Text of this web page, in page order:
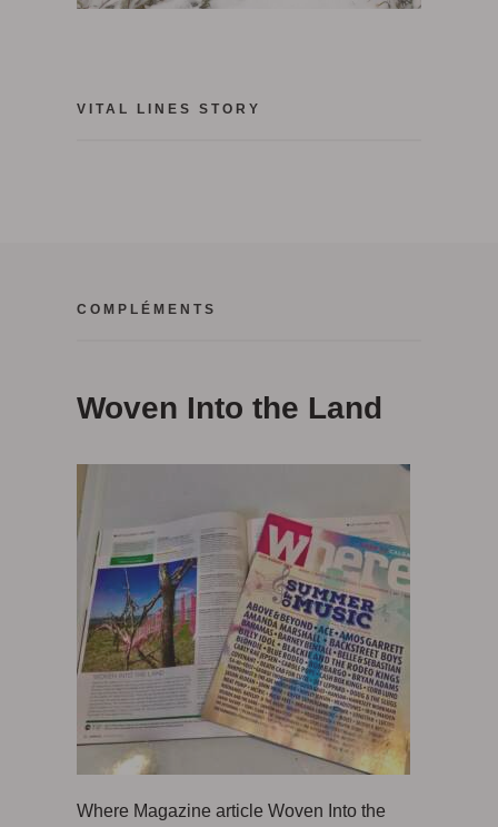
VITAL LINES STORY
COMPLÉMENTS
Woven Into the Land
Where Magazine article Woven Into the